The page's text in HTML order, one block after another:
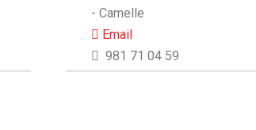
- Camelle
Email
981 71 04 59